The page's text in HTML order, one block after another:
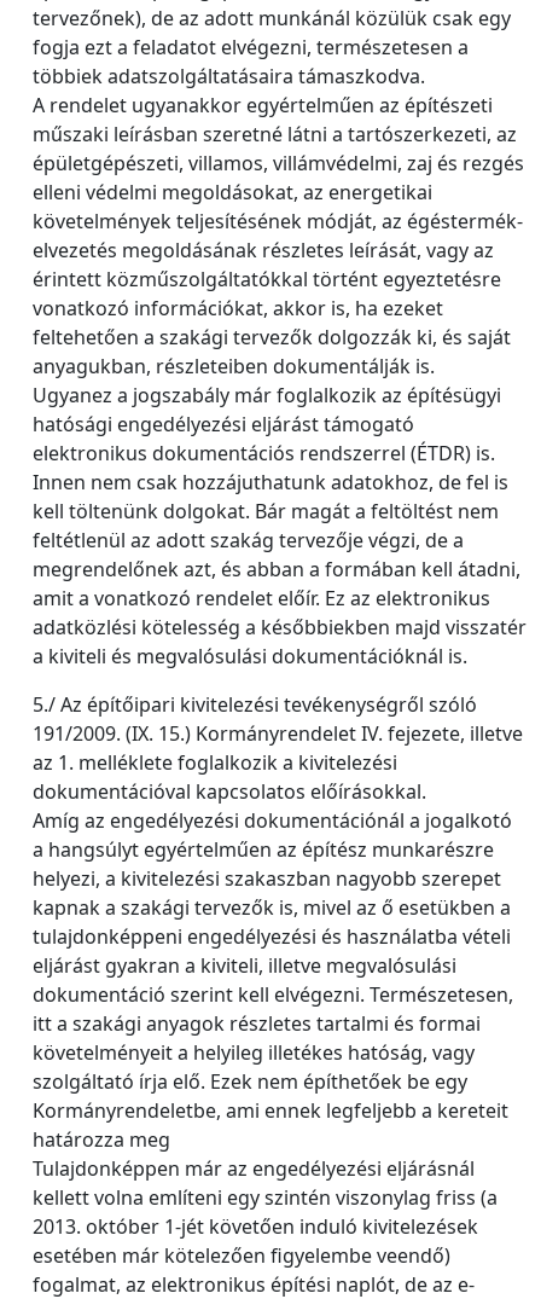
tervezőnek), de az adott munkánál közülük csak egy
fogja ezt a feladatot elvégezni, természetesen a
többiek adatszolgáltatásaira támaszkodva.
A rendelet ugyanakkor egyértelműen az építészeti
műszaki leírásban szeretné látni a tartószerkezeti, az
épületgépészeti, villamos, villámvédelmi, zaj és rezgés
elleni védelmi megoldásokat, az energetikai
követelmények teljesítésének módját, az égéstermék-
elvezetés megoldásának részletes leírását, vagy az
érintett közműszolgáltatókkal történt egyeztetésre
vonatkozó információkat, akkor is, ha ezeket
feltehetően a szakági tervezők dolgozzák ki, és saját
anyagukban, részleteiben dokumentálják is.
Ugyanez a jogszabály már foglalkozik az építésügyi
hatósági engedélyezési eljárást támogató
elektronikus dokumentációs rendszerrel (ÉTDR) is.
Innen nem csak hozzájuthatunk adatokhoz, de fel is
kell töltenünk dolgokat. Bár magát a feltöltést nem
feltétlenül az adott szakág tervezője végzi, de a
megrendelőnek azt, és abban a formában kell átadni,
amit a vonatkozó rendelet előír. Ez az elektronikus
adatközlési kötelesség a későbbiekben majd visszatér
a kiviteli és megvalósulási dokumentációknál is.
5./ Az építőipari kivitelezési tevékenységről szóló
191/2009. (IX. 15.) Kormányrendelet IV. fejezete, illetve
az 1. melléklete foglalkozik a kivitelezési
dokumentációval kapcsolatos előírásokkal.
Amíg az engedélyezési dokumentációnál a jogalkotó
a hangsúlyt egyértelműen az építész munkarészre
helyezi, a kivitelezési szakaszban nagyobb szerepet
kapnak a szakági tervezők is, mivel az ő esetükben a
tulajdonképpeni engedélyezési és használatba vételi
eljárást gyakran a kiviteli, illetve megvalósulási
dokumentáció szerint kell elvégezni. Természetesen,
itt a szakági anyagok részletes tartalmi és formai
követelményeit a helyileg illetékes hatóság, vagy
szolgáltató írja elő. Ezek nem építhetőek be egy
Kormányrendeletbe, ami ennek legfeljebb a kereteit
határozza meg
Tulajdonképpen már az engedélyezési eljárásnál
kellett volna említeni egy szintén viszonylag friss (a
2013. október 1-jét követően induló kivitelezések
esetében már kötelezően figyelembe veendő)
fogalmat, az elektronikus építési naplót, de az e-